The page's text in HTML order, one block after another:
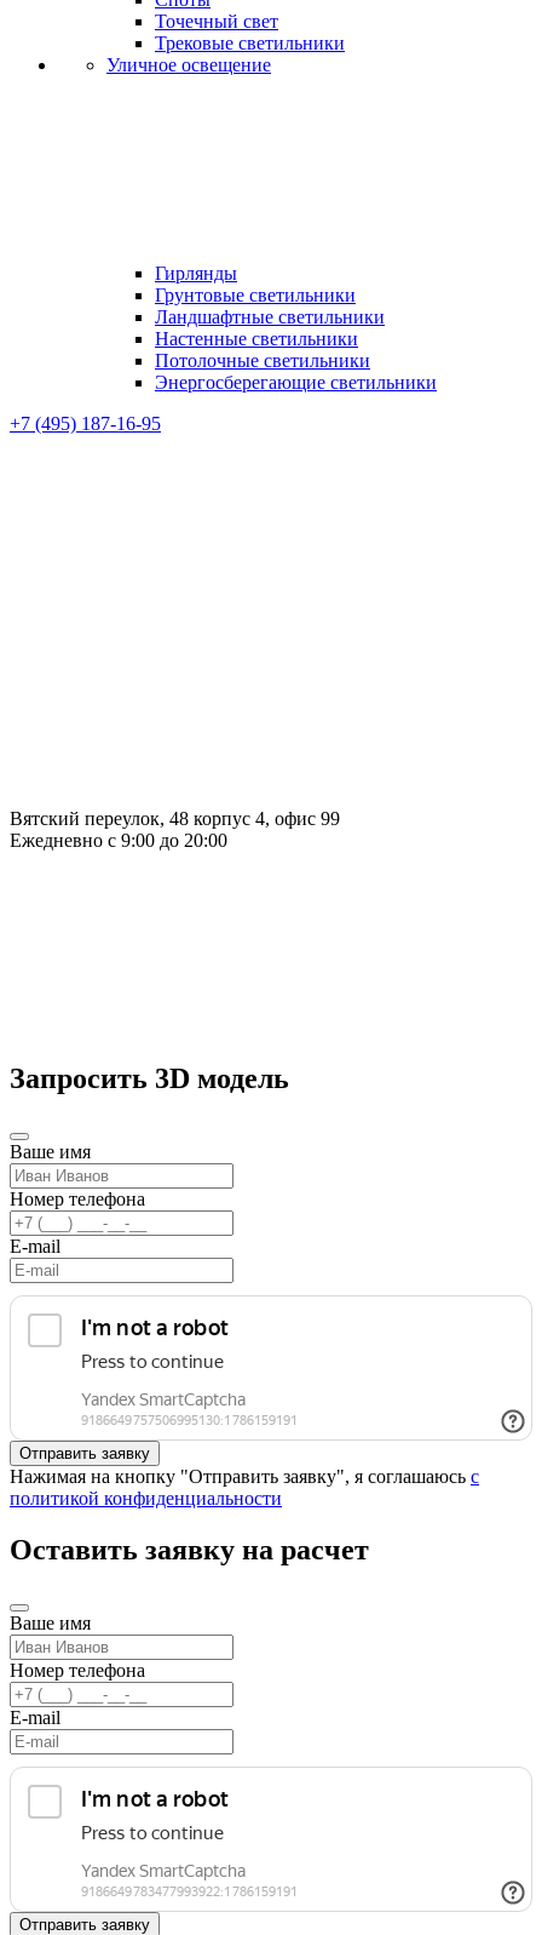
Точечный свет
Трековые светильники
Уличное освещение
Гирлянды
Грунтовые светильники
Ландшафтные светильники
Настенные светильники
Потолочные светильники
Энергосберегающие светильники
+7 (495) 187-16-95
Вятский переулок, 48 корпус 4, офис 99
Ежедневно с 9:00 до 20:00
Запросить 3D модель
Ваше имя
Номер телефона
E-mail
Нажимая на кнопку "Отправить заявку", я соглашаюсь с
политикой конфиденциальности
Оставить заявку на расчет
Ваше имя
Номер телефона
E-mail